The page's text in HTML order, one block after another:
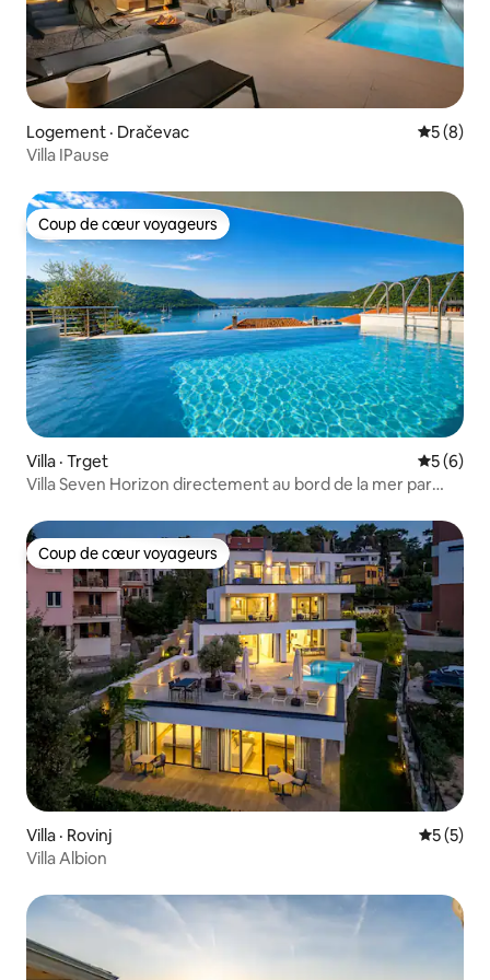
Logement · Dračevac Note
5 (8)
Villa IPause
Coup de cœur voyageurs
Coup de cœur voyageurs
Villa · Trget Note
5 (6)
Villa Seven Horizon directement au bord de la mer par
Coup de cœur voyageurs
Coup de cœur voyageurs
Villa · Rovinj Note
5 (5)
Villa Albion